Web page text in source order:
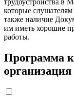
которые
также наличие
им иметь хорошие
работы.
Программа
организация